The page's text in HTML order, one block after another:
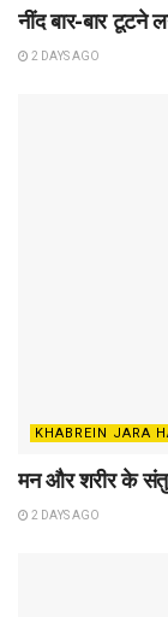
नींद बार-बार टूटने
2 DAYS AGO
KHABREIN JARA
मन और शरीर के
2 DAYS AGO